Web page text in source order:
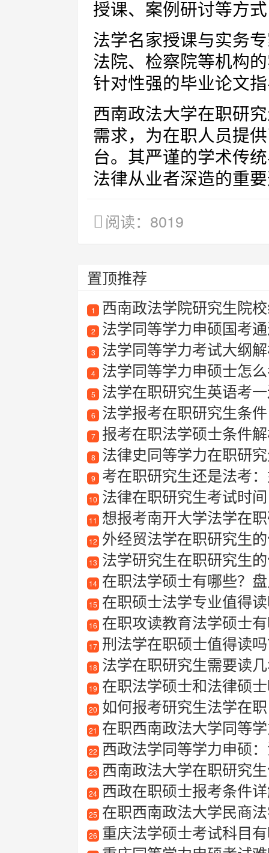
授课、案例研讨等方
法学名家授课与实务
法院、检察院等机构
针对性强的毕业论文
西南政法大学在职研
需求，为在职人员提
台。其严谨的学术传
法律从业者深造的重
阅读：8019
置顶推荐
1 西南政法学院研究生院
2 法学同等学力申硕国考
3 法学同等学力考试大纲
4 法学同等学力申硕士怎
5 法学在职研究生英语考
6 法学报考在职研究生条件
7 报考在职法学硕士条件
8 法律史同等学力在职研
9 考在职研究生还是法考
10 法律在职研究生考试时间
11 想报考南开大学法学在职
12 外经贸法学在职研究生
13 法学研究生在职研究生
14 在职法学硕士有哪些？
15 在职硕士法学专业值得
16 在职攻读教育法学硕士
17 刑法学在职硕士值得读
18 法学在职研究生需要读
19 在职法学硕士和法律硕
20 如何报考研究生法学在职
21 在职西南政法大学同等
22 西政法学同等学力申硕
23 西南政法大学在职研究
24 西政在职硕士报考条件
25 在职西南政法大学民商
26 重庆法学硕士考试科目